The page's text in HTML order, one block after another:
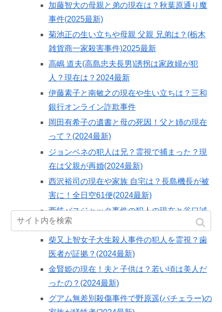
加藤智大の母親と弟の現在は？秋葉原通り魔
事件(2025最新)
菊池正の生い立ちや母親 父親 兄弟は？(栃木
雑貨商一家殺害事件)2025最新
高嶋 道夫(高島忠夫長男)誘拐は家政婦が犯
人？現在は？2024最新
伊藤素子と南敏之の現在や生い立ちは？三和
銀行オンライン詐欺事件
岡田有希子の遺書と母の死因！父と姉の現在
って？(2024最新)
ジョンベネの犯人は兄？霊視で捕まった？現
在は父親が再婚(2024最新)
西沢裕司の現在や家族 自宅は？長島機長が被
害に！全日空61便(2024最新)
西鉄バスジャック事件の犯人の現在と谷口誠
一の生い立ちは？2024最新
柴又上智女子大生殺人事件の犯人を霊視？歯
医者が証拠？(2024最新)
金賢姫の現在！夫と子供は？若い頃は美人だ
ったの？(2024最新)
グアム無差別殺傷事件で野原遥(バチェラー)の